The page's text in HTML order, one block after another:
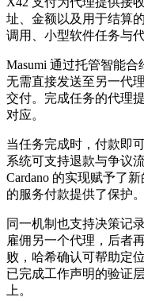
址、金额以及用于结算
调用、小型软件任务与
Masumi 通过托管智能合
无需直接发送至另一代
交付。完成任务的代理
对应。
当任务完成时，付款即
系统可支持退款与争议
Cardano 的实现赋予了
的服务付款提供了保护。
同一机制也支持决策记
雇佣另一个代理，后者
败，哈希确认可帮助定
已完成工作声明的验证
上。